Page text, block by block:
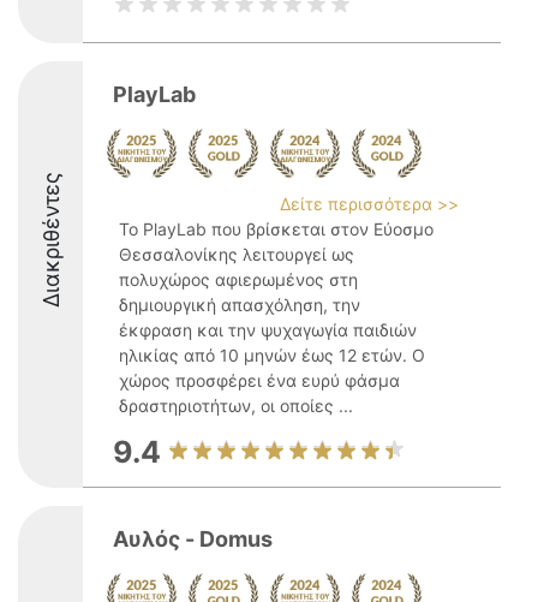
Διακριθέντες
PlayLab
Δείτε περισσότερα >>
Το PlayLab που βρίσκεται στον Εύοσμο
Θεσσαλονίκης λειτουργεί ως
πολυχώρος αφιερωμένος στη
δημιουργική απασχόληση, την
έκφραση και την ψυχαγωγία παιδιών
ηλικίας από 10 μηνών έως 12 ετών. Ο
χώρος προσφέρει ένα ευρύ φάσμα
δραστηριοτήτων, οι οποίες ...
9.4
Αυλός - Domus